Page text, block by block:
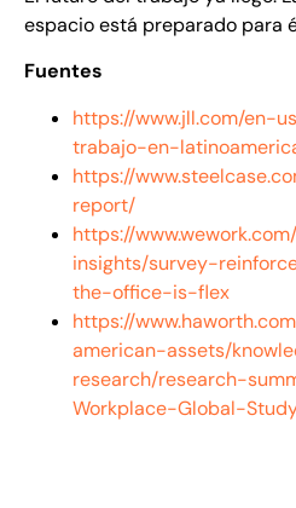
espacio está preparado para
Fuentes
https://www.jll.com/en-
trabajo-en-
https://
report/
https://
insights/survey-
the-office-is-flex
https://
american-assets/
research/research-
Workplace-Global-